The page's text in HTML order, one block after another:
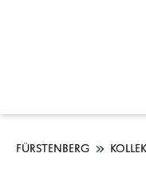
FÜRSTENBERG